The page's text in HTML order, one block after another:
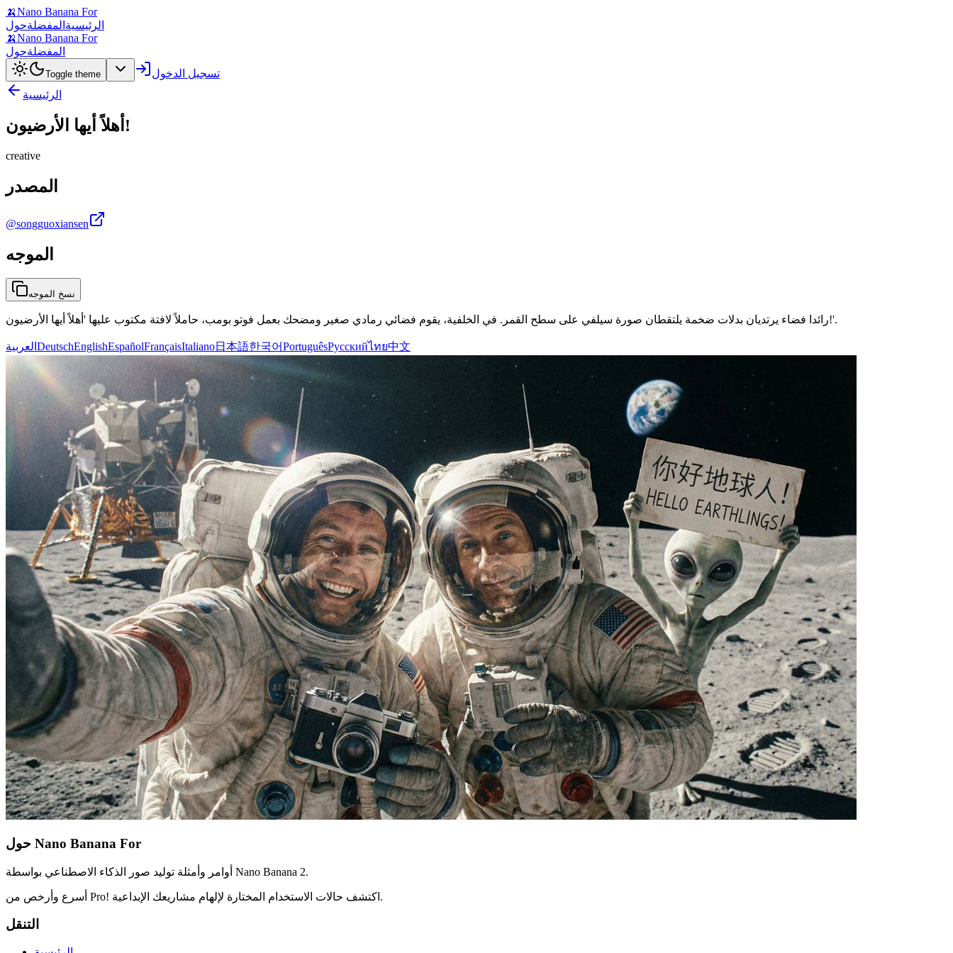
🍌Nano Banana For
الرئيسية المفضلةحول
🍌Nano Banana For
المفضلةحول
Toggle theme
تسجيل الدخول
الرئيسية
أهلاً أيها الأرضيون!
creative
المصدر
@songguoxiansen
الموجه
نسخ الموجه
رائدا فضاء يرتديان بدلات ضخمة يلتقطان صورة سيلفي على سطح القمر. في الخلفية، يقوم فضائي رمادي صغير ومضحك بعمل فوتو بومب، حاملاً لافتة مكتوب عليها 'أهلاً أيها الأرضيون!'.
العربية DeutschEnglishEspañolFrançaisItaliano日本語한국어PortuguêsРусскийไทย中文
حول Nano Banana For
أوامر وأمثلة توليد صور الذكاء الاصطناعي بواسطة Nano Banana 2.
أسرع وأرخص من Pro! اكتشف حالات الاستخدام المختارة لإلهام مشاريعك الإبداعية.
التنقل